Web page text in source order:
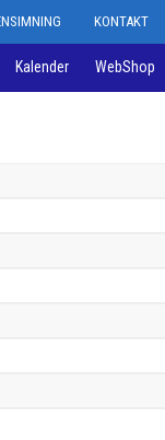
KONTAKT
Kalender WebShop